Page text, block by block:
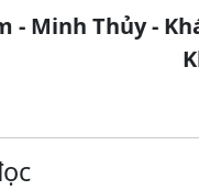
- Minh Thủy -